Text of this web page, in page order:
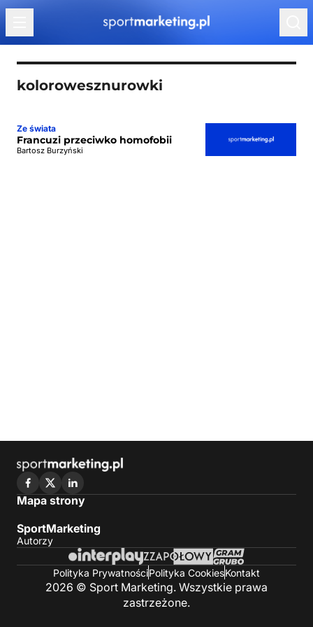
Przejdź do treści
kolorowesznurowki
Ze świata
Francuzi przeciwko homofobii
Bartosz Burzyński
Mapa strony
SportMarketing
Autorzy
Polityka PrywatnościPolityka CookiesKontakt
2026 © Sport Marketing. Wszystkie prawa
zastrzeżone.